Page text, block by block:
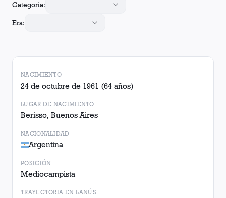
Categoría:
Era:
NACIMIENTO
24 de octubre de 1961 (64 años)
LUGAR DE NACIMIENTO
Berisso, Buenos Aires
NACIONALIDAD
Argentina
POSICIÓN
Mediocampista
TRAYECTORIA EN LANÚS